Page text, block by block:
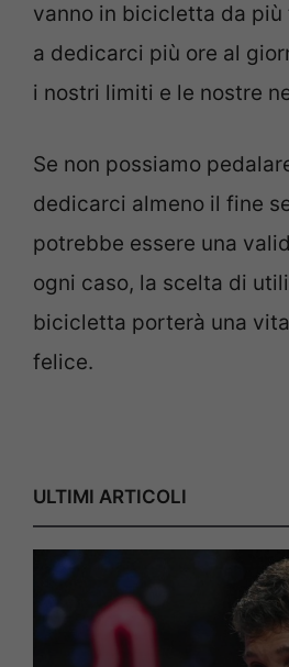
vanno in bicicletta da più
a dedicarci più ore al
i nostri limiti e le nostre
Se non possiamo
dedicarci almeno il fine
potrebbe essere una
ogni caso, la scelta di
bicicletta porterà una
felice.
ULTIMI ARTICOLI